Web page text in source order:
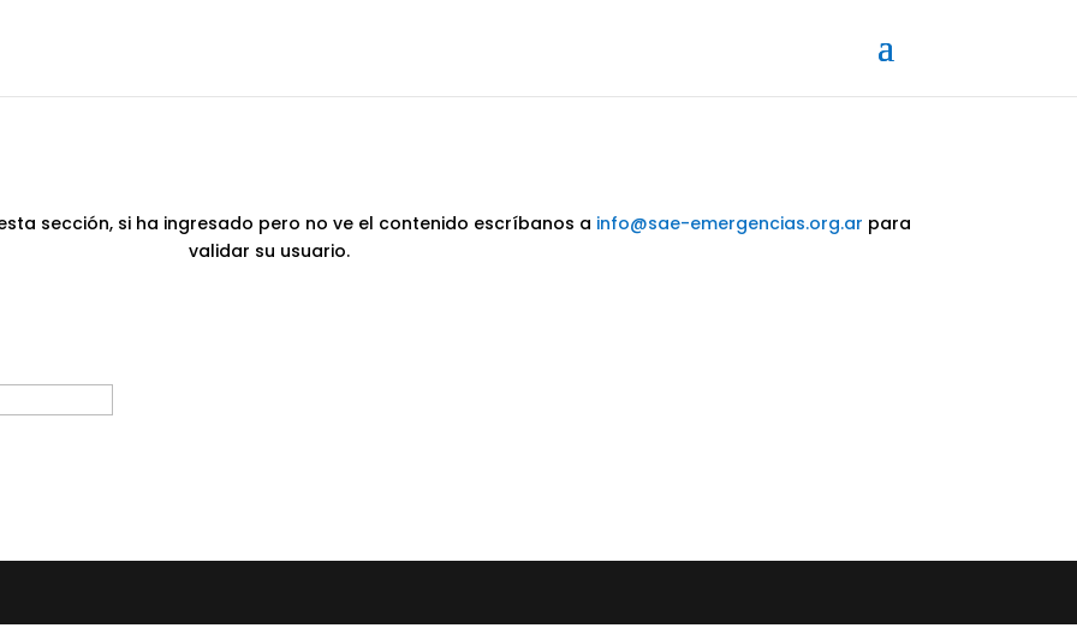
sección, si ha ingresado pero no ve el contenido escríbanos a info@sae-emergencias.org.ar para
validar su usuario.